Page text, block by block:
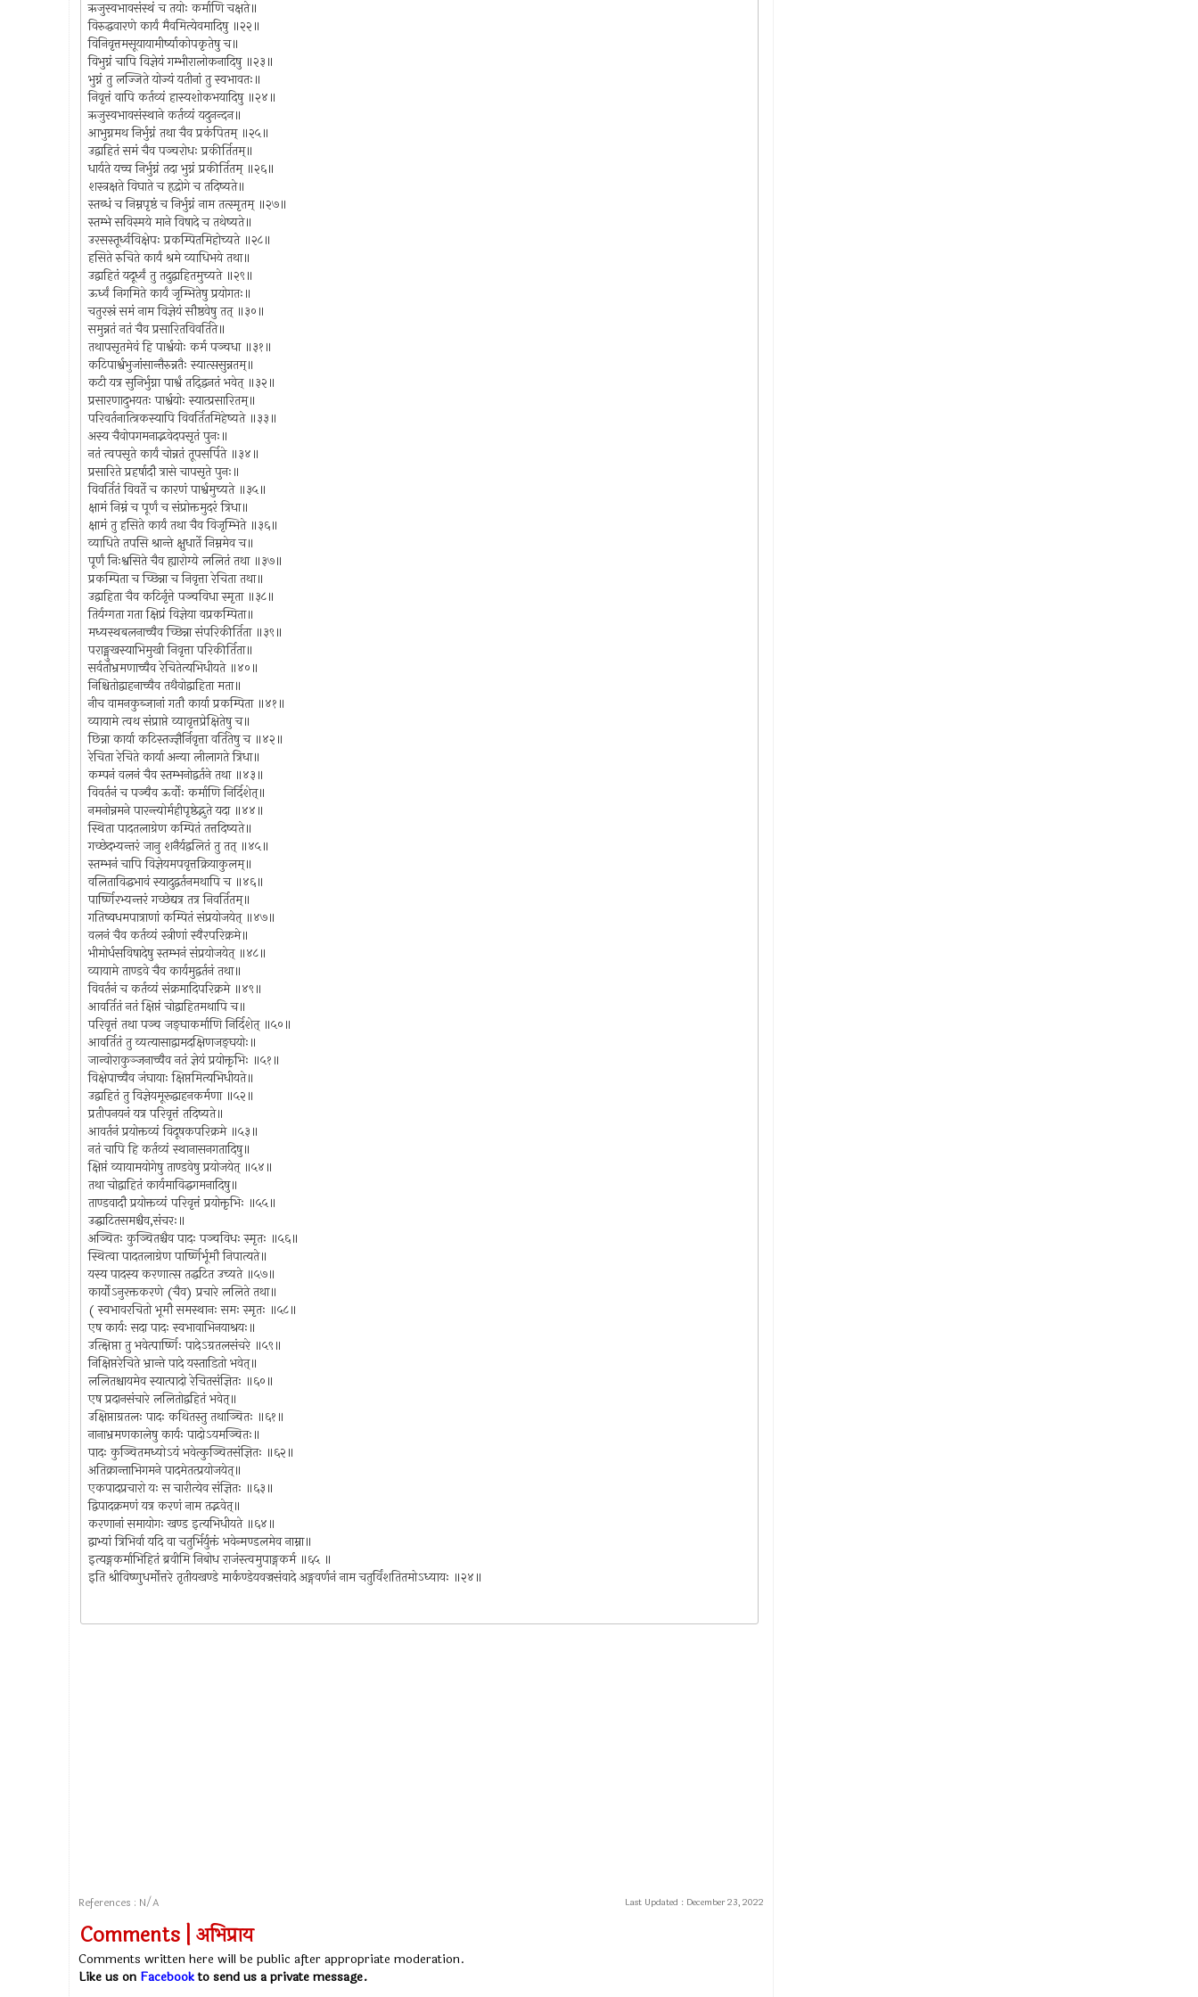
ऋजुस्वभावसंस्थं च तयोः कर्माणि चक्षते॥
विरुद्धवारणे कार्यं मैवमित्येवमादिषु ॥२२॥
विनिवृत्तमसूयायामीर्ष्याकोपकृतेषु च॥
विभुग्नं चापि विज्ञेयं गम्भीरालोकनादिषु ॥२३॥
भुग्नं तु लज्जिते योज्यं यतीनां तु स्वभावतः॥
निवृत्तं वापि कर्तव्यं हास्यशोकभयादिषु ॥२४॥
ऋजुस्वभावसंस्थाने कर्तव्यं यदुनन्दन॥
आभुग्नमथ निर्भुग्नं तथा चैव प्रकंपितम् ॥२५॥
उद्वाहितं समं चैव पञ्चरोधः प्रकीर्तितम्॥
धार्यते यच्च निर्भुग्नं तदा भुग्नं प्रकीर्तितम् ॥२६॥
शस्त्रक्षते विघाते च हृद्रोगे च तदिष्यते॥
स्तब्धं च निम्नपृष्ठं च निर्भुग्नं नाम तत्स्मृतम् ॥२७॥
स्तम्भे सविस्मये माने विषादे च तथेष्यते॥
उरसस्तूर्ध्वविक्षेपः प्रकम्पितमिहोच्यते ॥२८॥
हसिते रुचिते कार्यं श्रमे व्याधिभये तथा॥
उद्वाहितं यदूर्ध्वं तु तदुद्वाहितमुच्यते ॥२९॥
ऊर्ध्वं निगमिते कार्यं जृम्भितेषु प्रयोगतः॥
चतुरस्रं समं नाम विज्ञेयं सौष्ठवेषु तत् ॥३०॥
समुन्नतं नतं चैव प्रसारितविवर्तिते॥
तथापसृतमेवं हि पार्श्वयोः कर्म पञ्चधा ॥३१॥
कटिपार्श्वभुजांसान्तैरुन्नतैः स्यात्ससुन्नतम्॥
कटी यत्र सुनिर्भुग्ना पार्श्वं तद्द्विनतं भवेत् ॥३२॥
प्रसारणादुभयतः पार्श्वयोः स्यात्प्रसारितम्॥
परिवर्तनात्त्रिकस्यापि विवर्तितमिहेष्यते ॥३३॥
अस्य चैवोपगमनाद्भवेदपसृतं पुनः॥
नतं त्वपसृते कार्यं चोन्नतं तूपसर्पिते ॥३४॥
प्रसारिते प्रहर्षादौ त्रासे चापसृते पुनः॥
विवर्तितं विवर्ते च कारणं पार्श्वमुच्यते ॥३५॥
क्षामं निम्नं च पूर्णं च संप्रोक्तमुदरं त्रिधा॥
क्षामं तु हसिते कार्यं तथा चैव विजृम्भिते ॥३६॥
व्याधिते तपसि श्रान्ते क्षुधार्ते निम्नमेव च॥
पूर्णं निःश्वसिते चैव ह्यारोग्ये ललितं तथा ॥३७॥
प्रकम्पिता च च्छिन्ना च निवृत्ता रेचिता तथा॥
उद्वाहिता चैव कटिर्नृत्ते पञ्चविधा स्मृता ॥३८॥
तिर्यग्गता गता क्षिप्रं विज्ञेया वप्रकम्पिता॥
मध्यस्थबलनाच्चैव च्छिन्ना संपरिकीर्तिता ॥३९॥
पराङ्मुखस्याभिमुखी निवृत्ता परिकीर्तिता॥
सर्वतोभ्रमणाच्चैव रेचितेत्यभिधीयते ॥४०॥
निश्चितोद्वाहनाच्चैव तथैवोद्वाहिता मता॥
नीच वामनकुब्जानां गतौ कार्या प्रकम्पिता ॥४१॥
व्यायामे त्वथ संप्राप्ते व्यावृत्तप्रेक्षितेषु च॥
छिन्ना कार्या कटिस्तज्ज्ञैर्निवृत्ता वर्तितेषु च ॥४२॥
रेचिता रेचिते कार्या अन्या लीलागते त्रिधा॥
कम्पनं वलनं चैव स्तम्भनोद्वर्तने तथा ॥४३॥
विवर्तनं च पञ्चैव ऊर्वोः कर्माणि निर्दिशेत्॥
नमनोन्नमने पारन्त्योर्महीपृष्ठेद्भुते यदा ॥४४॥
स्थिता पादतलाग्रेण कम्पितं तत्तदिष्यते॥
गच्छेदभ्यन्तरं जानु शनैर्यद्वलितं तु तत् ॥४५॥
स्तम्भनं चापि विज्ञेयमपवृत्तक्रियाकुलम्॥
वलिताविद्धभावं स्यादुद्वर्तनमथापि च ॥४६॥
पार्ष्णिरभ्यन्तरं गच्छेद्यत्र तत्र निवर्तितम्॥
गतिष्वधमपात्राणां कम्पितं संप्रयोजयेत् ॥४७॥
वलनं चैव कर्तव्यं स्त्रीणां स्वैरपरिक्रमे॥
भीमोर्धसविषादेषु स्तम्भनं संप्रयोजयेत् ॥४८॥
व्यायामे ताण्डवे चैव कार्यमुद्वर्तनं तथा॥
विवर्तनं च कर्तव्यं संक्रमादिपरिक्रमे ॥४९॥
आवर्तितं नतं क्षिप्तं चोद्वाहितमथापि च॥
परिवृत्तं तथा पञ्च जङ्घाकर्माणि निर्दिशेत् ॥५०॥
आवर्तितं तु व्यत्यासाद्वामदक्षिणजङ्घयोः॥
जान्वोराकुञ्जनाच्चैव नतं ज्ञेयं प्रयोक्तृभिः ॥५१॥
विक्षेपाच्चैव जंघायाः क्षिप्तमित्यभिधीयते॥
उद्वाहितं तु विज्ञेयमूरूद्वाहनकर्मणा ॥५२॥
प्रतीपनयनं यत्र परिवृत्तं तदिष्यते॥
आवर्तनं प्रयोक्तव्यं विदूषकपरिक्रमे ॥५३॥
नतं चापि हि कर्तव्यं स्थानासनगतादिषु॥
क्षिप्तं व्यायामयोगेषु ताण्डवेषु प्रयोजयेत् ॥५४॥
तथा चोद्वाहितं कार्यमाविद्धगमनादिषु॥
ताण्डवादौ प्रयोक्तव्यं परिवृत्तं प्रयोक्तृभिः ॥५५॥
उद्घाटितसमश्चैव,संचरः॥
अञ्चितः कुञ्चितश्चैव पादः पञ्चविधः स्मृतः ॥५६॥
स्थित्वा पादतलाग्रेण पार्ष्णिर्भूमौ निपात्यते॥
यस्य पादस्य करणात्स तद्धटित उच्यते ॥५७॥
कार्योऽनुरक्तकरणे (चैव) प्रचारे ललिते तथा॥
( स्वभावरचितो भूमौ समस्थानः समः स्मृतः ॥५८॥
एष कार्यः सदा पादः स्वभावाभिनयाश्रयः॥
उत्क्षिप्ता तु भवेत्पार्ष्णिः पादेऽग्रतलसंचरे ॥५९॥
निक्षिप्तरेचिते भ्रान्ते पादे यस्ताडितो भवेत्॥
ललितश्चायमेव स्यात्पादो रेचितसंज्ञितः ॥६०॥
एष प्रदानसंचारे ललितोद्वहितं भवेत्॥
उक्षिप्ताग्रतलः पादः कथितस्तु तथाञ्चितः ॥६१॥
नानाभ्रमणकालेषु कार्यः पादोऽयमञ्चितः॥
पादः कुञ्चितमध्योऽयं भवेत्कुञ्चितसंज्ञितः ॥६२॥
अतिक्रान्ताभिगमने पादमेतत्प्रयोजयेत्॥
एकपादप्रचारो यः स चारीत्येव संज्ञितः ॥६३॥
द्विपादक्रमणं यत्र करणं नाम तद्भवेत्॥
करणानां समायोगः खण्ड इत्यभिधीयते ॥६४॥
द्वाभ्यां त्रिभिर्वा यदि वा चतुर्भिर्युक्तं भवेन्मण्डलमेव नाम्ना॥
इत्यङ्गकर्माभिहितं ब्रवीमि निबोध राजंस्त्वमुपाङ्गकर्म ॥६५ ॥
इति श्रीविष्णुधर्मोत्तरे तृतीयखण्डे मार्कण्डेयवज्रसंवादे अङ्गवर्णनं नाम चतुर्विंशतितमोऽध्यायः ॥२४॥
References : N/A Last Updated : December 23, 2022
Comments | अभिप्राय
Comments written here will be public after appropriate moderation.
Like us on Facebookto send us a private message.